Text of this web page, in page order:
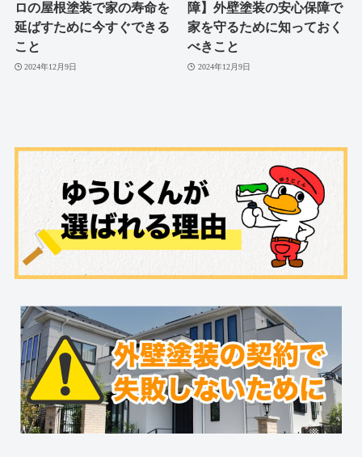
ロの屋根塗装で家の寿命を
延ばすために今すぐできる
こと
2024年12月9日
障】外壁塗装の安心保障で
家を守るために知っておく
べきこと
2024年12月9日